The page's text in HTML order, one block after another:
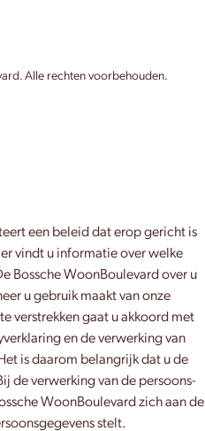
Alle rechten voorbehouden.
een beleid dat erop gericht is
vindt u informatie over welke
Bossche WoonBoulevard over u
u gebruik maakt van onze
verstrekken gaat u akkoord met
en de verwerking van
is daarom belangrijk dat u de
de verwerking van de persoons-
WoonBoulevard zich aan de
stelt.